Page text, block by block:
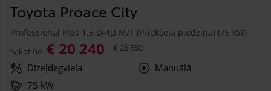
Toyota Proace City
Professional Plus 1.5 D-4D M/T (Priekšējā piedziņa) (75 kW)
Sākot no € 20 240 € 26 650
Dīzeļdegviela
Manuālā
75 kW